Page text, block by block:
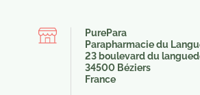
PurePara
Parapharmacie du
23 boulevard du
34500 Béziers
France